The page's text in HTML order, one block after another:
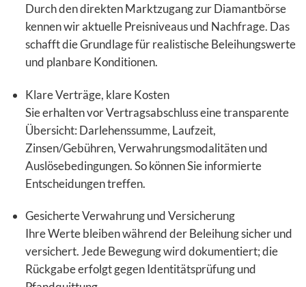
Durch den direkten Marktzugang zur Diamantbörse
kennen wir aktuelle Preisniveaus und Nachfrage. Das
schafft die Grundlage für realistische Beleihungswerte
und planbare Konditionen.
Klare Verträge, klare Kosten
Sie erhalten vor Vertragsabschluss eine transparente
Übersicht: Darlehenssumme, Laufzeit,
Zinsen/Gebühren, Verwahrungsmodalitäten und
Auslösebedingungen. So können Sie informierte
Entscheidungen treffen.
Gesicherte Verwahrung und Versicherung
Ihre Werte bleiben während der Beleihung sicher und
versichert. Jede Bewegung wird dokumentiert; die
Rückgabe erfolgt gegen Identitätsprüfung und